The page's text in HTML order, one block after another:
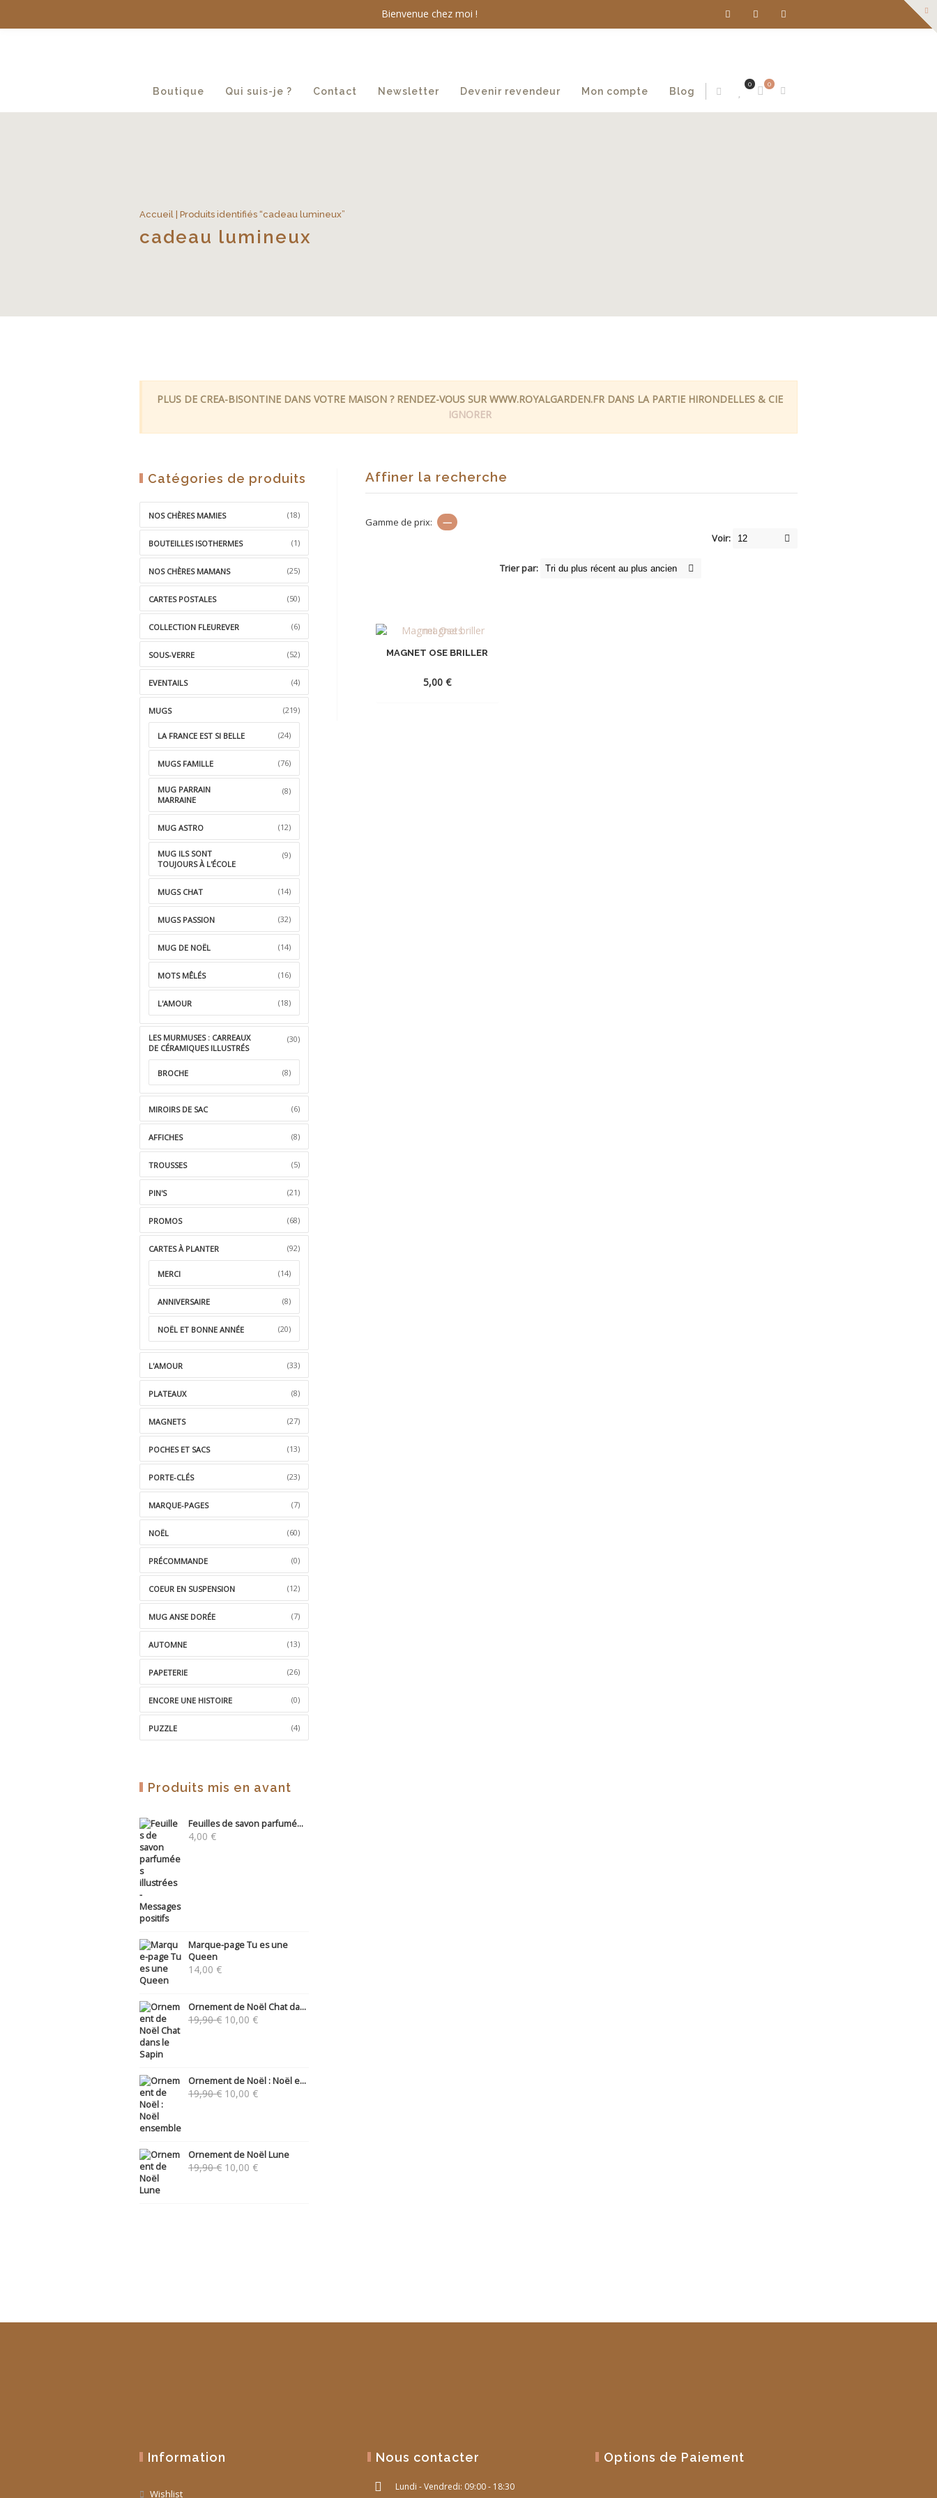
Bienvenue chez moi !
0
0
Boutique Qui suis-je ? Contact Newsletter Devenir revendeur Mon compte Blog
Accueil | Produits identifiés “cadeau lumineux”
cadeau lumineux
PLUS DE CREA-BISONTINE DANS VOTRE MAISON ? RENDEZ-VOUS SUR WWW.ROYALGARDEN.FR DANS LA PARTIE HIRONDELLES & CIE
IGNORER
Affiner la recherche
Gamme de prix:
—
Voir:
Trier par:
MAGNET OSE BRILLER
5,00€
Catégories de produits
NOS CHÈRES MAMIES (18)
BOUTEILLES ISOTHERMES (1)
NOS CHÈRES MAMANS (25)
CARTES POSTALES (50)
COLLECTION FLEUREVER (6)
SOUS-VERRE (52)
EVENTAILS (4)
MUGS (219)
LA FRANCE EST SI BELLE (24)
MUGS FAMILLE (76)
MUG PARRAIN
MARRAINE
(8)
MUG ASTRO (12)
MUG ILS SONT
TOUJOURS À L'ÉCOLE
(9)
MUGS CHAT (14)
MUGS PASSION (32)
MUG DE NOËL (14)
MOTS MÊLÉS (16)
L'AMOUR (18)
LES MURMUSES : CARREAUX
DE CÉRAMIQUES ILLUSTRÉS
(30)
BROCHE (8)
MIROIRS DE SAC (6)
AFFICHES (8)
TROUSSES (5)
PIN'S (21)
PROMOS (68)
CARTES À PLANTER (92)
MERCI (14)
ANNIVERSAIRE (8)
NOËL ET BONNE ANNÉE (20)
L'AMOUR (33)
PLATEAUX (8)
MAGNETS (27)
POCHES ET SACS (13)
PORTE-CLÉS (23)
MARQUE-PAGES (7)
NOËL (60)
PRÉCOMMANDE (0)
COEUR EN SUSPENSION (12)
MUG ANSE DORÉE (7)
AUTOMNE (13)
PAPETERIE (26)
ENCORE UNE HISTOIRE (0)
PUZZLE (4)
Produits mis en avant
Feuilles de savon parfumé...
4,00 €
Marque-page Tu es une
Queen
14,00 €
Ornement de Noël Chat da...
19,90€ Le
10,00 €Le
Ornement de Noël : Noël e...
19,90€ Le
10,00 €Le
Ornement de Noël Lune
19,90€ Le
10,00 €Le
Information
Wishlist
Nous contacter
Lundi - Vendredi: 09:00 - 18:30
Options de Paiement